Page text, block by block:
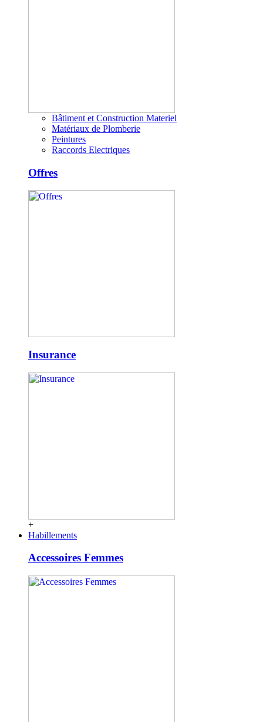
Bâtiment et Construction Materiel
Matériaux de Plomberie
Peintures
Raccords Electriques
Offres
Insurance
+
Habillements
Accessoires Femmes